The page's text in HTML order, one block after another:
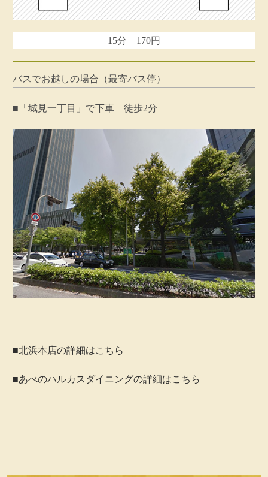
15分 170円
バスでお越しの場合（最寄バス停）
■「城見一丁目」で下車 徒歩2分
■北浜本店の詳細はこちら
■あべのハルカスダイニングの詳細はこちら